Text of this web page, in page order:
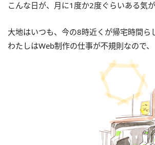
こんな日が、月に1度か2度ぐらいある気が
大地はいつも、今の8時近くが帰宅時間ら
わたしはWeb制作の仕事が不規則なので、